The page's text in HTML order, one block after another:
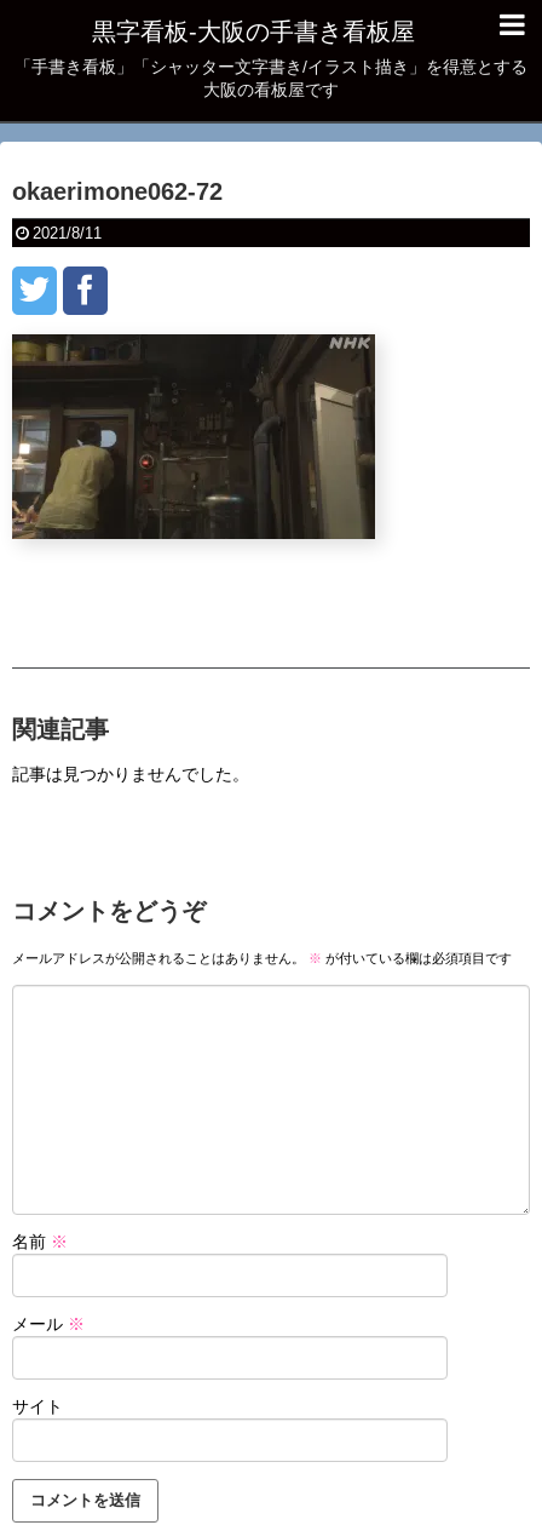
黒字看板‐大阪の手書き看板屋
「手書き看板」「シャッター文字書き/イラスト描き」を得意とする
大阪の看板屋です
okaerimone062-72
2021/8/11
関連記事
記事は見つかりませんでした。
コメントをどうぞ
メールアドレスが公開されることはありません。 ※ が付いている欄は必須項目です
名前 ※
メール ※
サイト